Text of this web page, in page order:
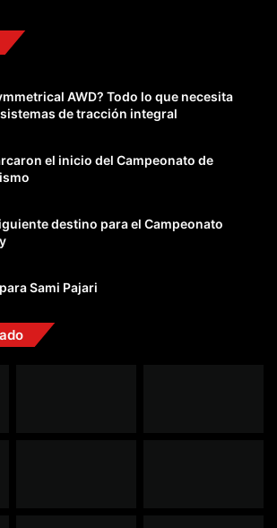
AWD? Todo lo que necesita
de tracción integral
el inicio del Campeonato de
destino para el Campeonato
Sami Pajari